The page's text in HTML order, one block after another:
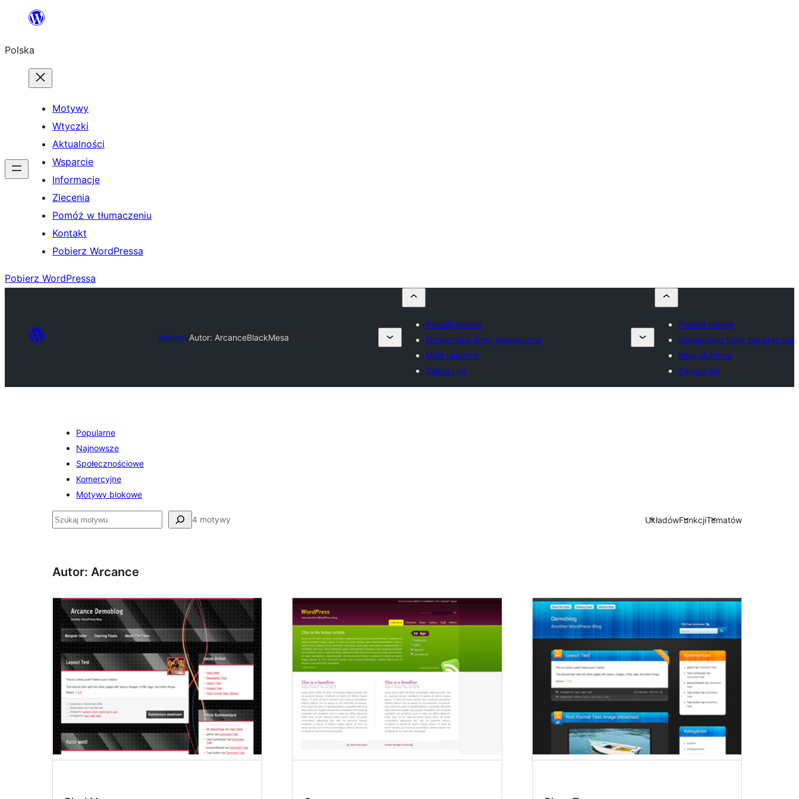
Przejdź
treści
Polska
Motywy
Wtyczki
Aktualności
Wsparcie
Informacje
Zlecenia
Pomóż w tłumaczeniu
Kontakt
Pobierz WordPressa
Pobierz WordPressa
MotywyAutor: ArcanceBlackMesa
Prześlij motyw
Komercyjne firmy tematyczne
Moje ulubione
Zaloguj się
Prześlij motyw
Komercyjne firmy tematyczne
Moje ulubione
Zaloguj się
Popularne
Najnowsze
Społecznościowe
Komercyjne
Motywy blokowe
Szukaj 4 motywy UkładówFunkcjiTematów
Autor: Arcance